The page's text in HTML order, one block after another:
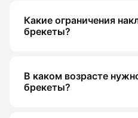
Какие ограничения
брекеты?
В каком возрасте
брекеты?